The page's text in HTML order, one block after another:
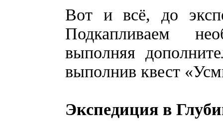
Вот и всё, до
Подкапливаем
выполняя
выполнив квест
Экспедиция в